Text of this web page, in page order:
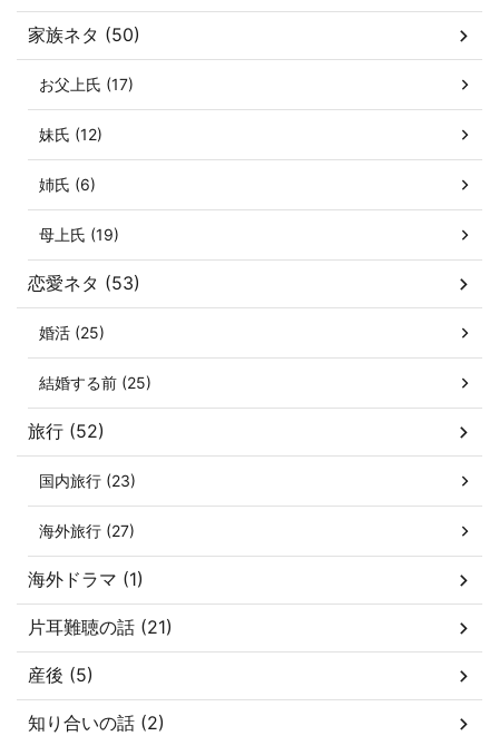
家族ネタ (50)
お父上氏 (17)
妹氏 (12)
姉氏 (6)
母上氏 (19)
恋愛ネタ (53)
婚活 (25)
結婚する前 (25)
旅行 (52)
国内旅行 (23)
海外旅行 (27)
海外ドラマ (1)
片耳難聴の話 (21)
産後 (5)
知り合いの話 (2)